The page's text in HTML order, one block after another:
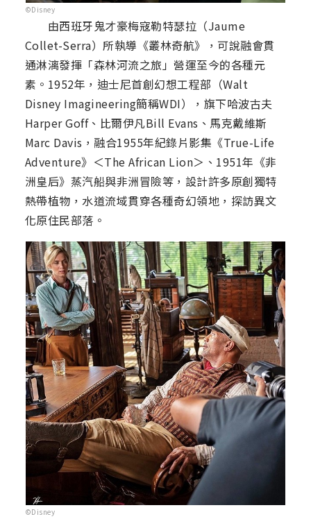
©Disney
由西班牙鬼才豪梅寇勒特瑟拉（Jaume
Collet-Serra）所執導《叢林奇航》，可說融會貫
通淋漓發揮「森林河流之旅」營運至今的各種元
素。1952年，迪士尼首創幻想工程部（Walt
Disney Imagineering簡稱WDI），旗下哈波古夫
Harper Goff、比爾伊凡Bill Evans、馬克戴維斯
Marc Davis，融合1955年紀錄片影集《True-Life
Adventure》＜The African Lion＞、1951年《非
洲皇后》蒸汽船與非洲冒險等，設計許多原創獨特
熱帶植物，水道流域貫穿各種奇幻領地，探訪異文
化原住民部落。
©Disney